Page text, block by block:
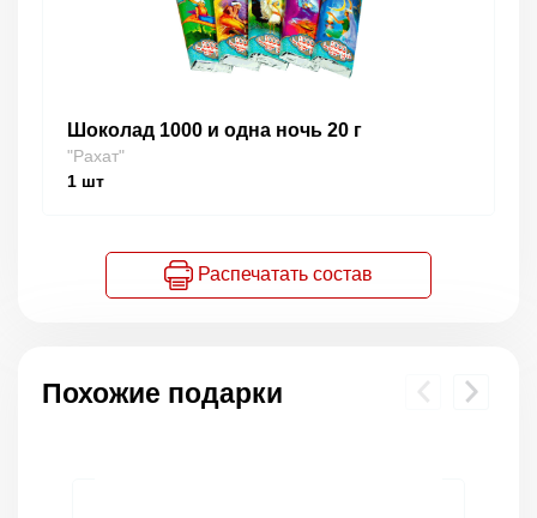
Шоколад 1000 и одна ночь 20 г
"Рахат"
1 шт
Распечатать состав
Похожие подарки